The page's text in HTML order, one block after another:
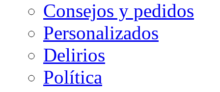
Consejos y pedidos
Personalizados
Delirios
Política